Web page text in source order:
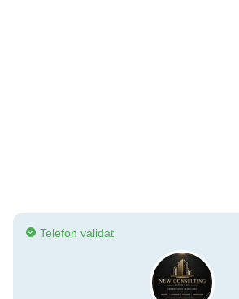
Telefon validat